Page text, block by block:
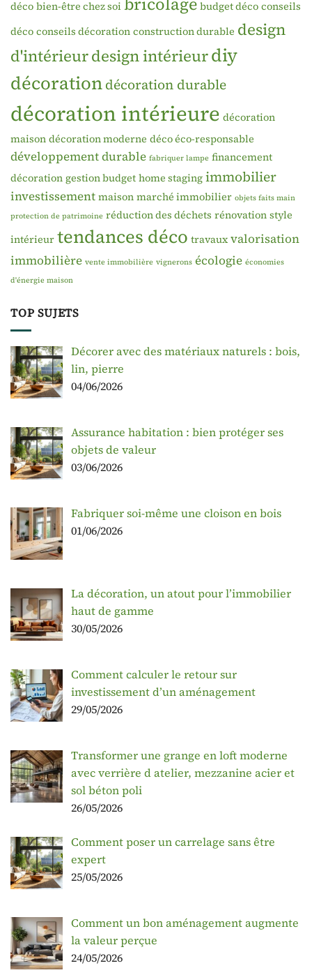
déco bien-être chez soi budget déco conseils
déco conseils décoration construction durable design
d'intérieurdesign intérieurdiy
décorationdécoration durable
décoration intérieure décoration
maison décoration moderne déco éco-responsable
développement durable fabriquer lampe financement
décoration gestion budget home staging immobilier
investissement maison marché immobilier objets faits main
protection de patrimoine réduction des déchets rénovation style
intérieur tendances déco travaux valorisation
immobilière vente immobilière vignerons écologie économies
d'énergie maison
TOP SUJETS
Décorer avec des matériaux naturels : bois,
lin, pierre
04/06/2026
Assurance habitation : bien protéger ses
objets de valeur
03/06/2026
Fabriquer soi-même une cloison en bois
01/06/2026
La décoration, un atout pour l’immobilier
haut de gamme
30/05/2026
Comment calculer le retour sur
investissement d’un aménagement
29/05/2026
Transformer une grange en loft moderne
avec verrière d atelier, mezzanine acier et
sol béton poli
26/05/2026
Comment poser un carrelage sans être
expert
25/05/2026
Comment un bon aménagement augmente
la valeur perçue
24/05/2026